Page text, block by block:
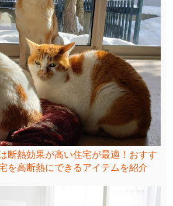
断熱効果が高い住宅が最適！おすす
を高断熱にできるアイテムを紹介